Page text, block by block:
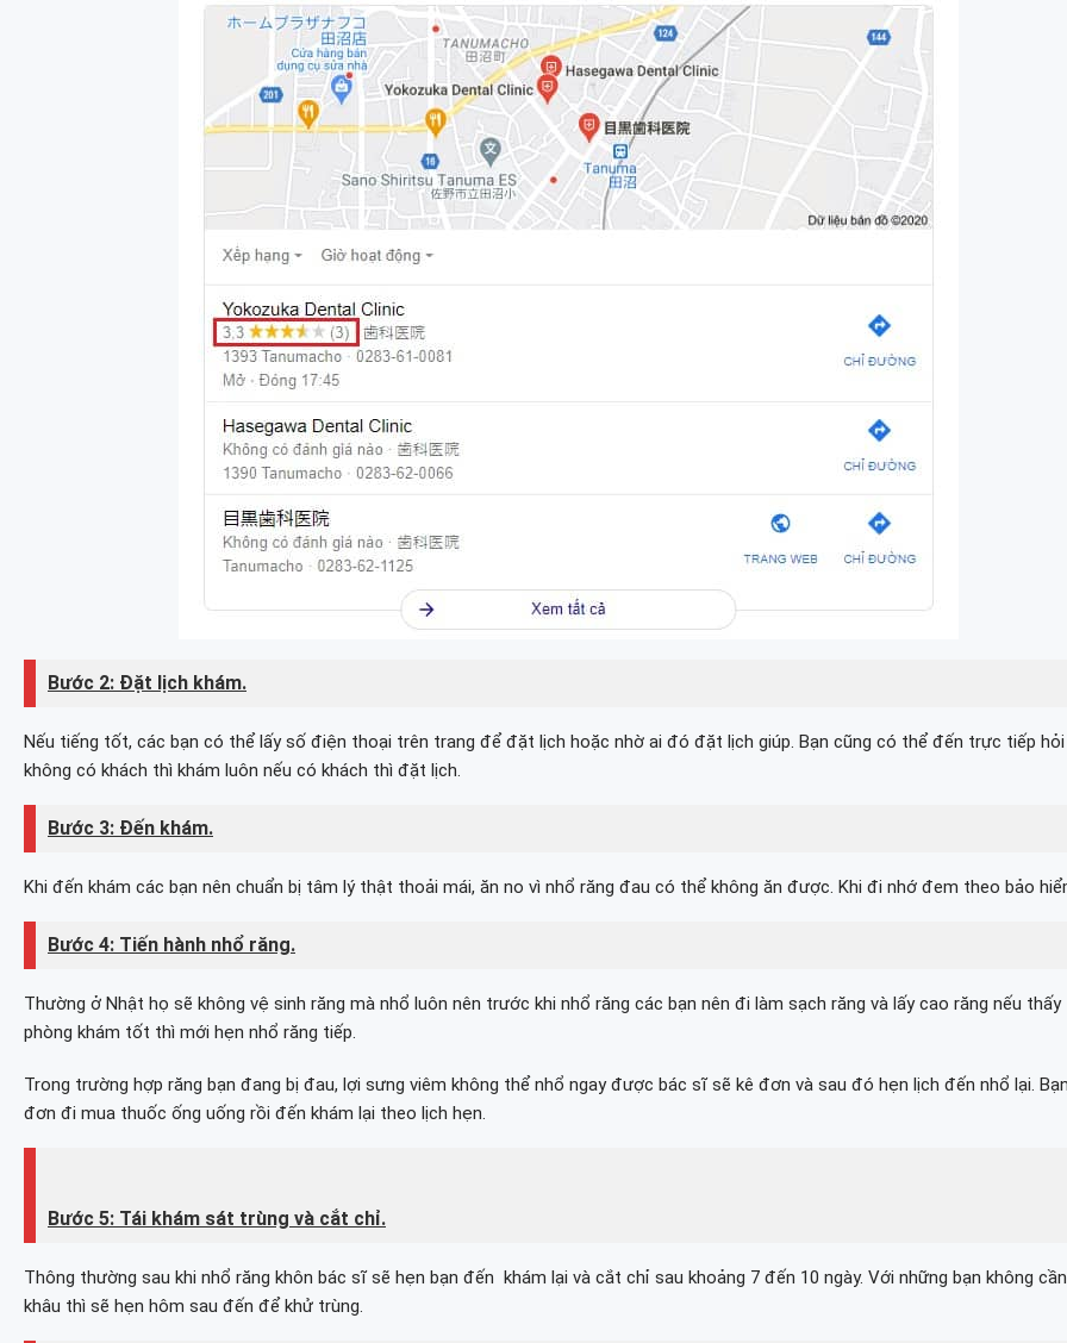
Bước 2: Đặt lịch khám.
Nếu tiếng tốt, các bạn có thể lấy số điện thoại trên trang để đặt lịch hoặc nhờ ai đó đặt lịch giúp. Bạn cũng có thể đến trực tiếp hỏi
không có khách thì khám luôn nếu có khách thì đặt lịch.
Bước 3: Đến khám.
Khi đến khám các bạn nên chuẩn bị tâm lý thật thoải mái, ăn no vì nhổ răng đau có thể không ăn được. Khi đi nhớ đem theo bảo
Bước 4: Tiến hành nhổ răng.
Thường ở Nhật họ sẽ không vệ sinh răng mà nhổ luôn nên trước khi nhổ răng các bạn nên đi làm sạch răng và lấy cao răng nếu thấy
phòng khám tốt thì mới hẹn nhổ răng tiếp.
Trong trường hợp răng bạn đang bị đau, lợi sưng viêm không thể nhổ ngay được bác sĩ sẽ kê đơn và sau đó hẹn lịch đến nhổ lại.
đơn đi mua thuốc ống uống rồi đến khám lại theo lịch hẹn.
Bước 5: Tái khám sát trùng và cắt chỉ.
Thông thường sau khi nhổ răng khôn bác sĩ sẽ hẹn bạn đến khám lại và cắt chỉ sau khoảng 7 đến 10 ngày. Với những bạn không
khâu thì sẽ hẹn hôm sau đến để khử trùng.